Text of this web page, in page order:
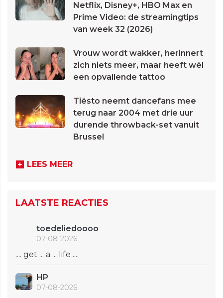
Netflix, Disney+, HBO Max en
Prime Video: de streamingtips
van week 32 (2026)
Vrouw wordt wakker, herinnert
zich niets meer, maar heeft wél
een opvallende tattoo
Tiësto neemt dancefans mee
terug naar 2004 met drie uur
durende throwback-set vanuit
Brussel
LEES MEER
LAATSTE REACTIES
toedeliedoooo
07-08-2026
.... get ... a ... life ....
HP
07-08-2026